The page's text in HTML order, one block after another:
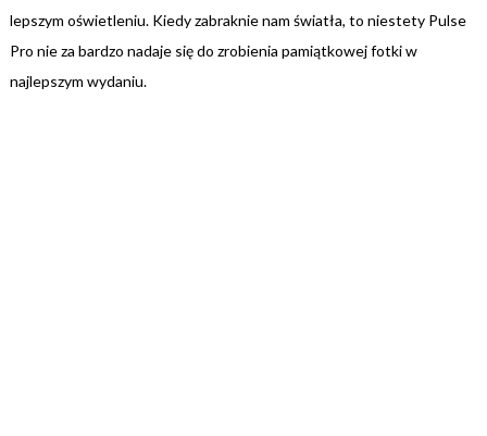
lepszym oświetleniu. Kiedy zabraknie nam światła, to niestety Pulse
Pro nie za bardzo nadaje się do zrobienia pamiątkowej fotki w
najlepszym wydaniu.